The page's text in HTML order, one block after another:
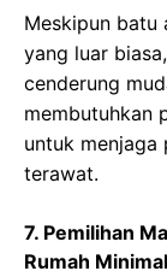
Meskipun batu
yang luar
cenderung
membutuhkan
untuk menjaga
terawat.
7. Pemilihan
Rumah